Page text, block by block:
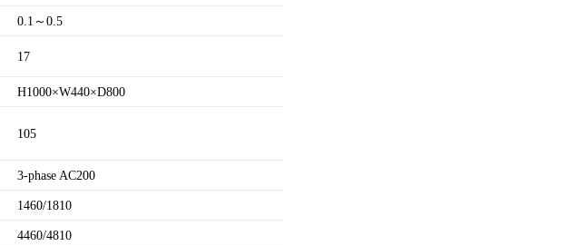
0.1～0.5
17
H1000×W440×D800
105
3-phase AC200
1460/1810
4460/4810